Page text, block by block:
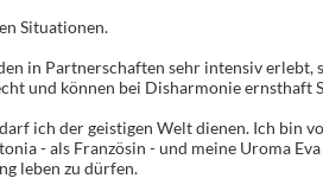
Situationen.
in Partnerschaften sehr intensiv erlebt,
und können bei Disharmonie ernsthaft
ich der geistigen Welt dienen. Ich bin
- als Französin - und meine Uroma
leben zu dürfen.